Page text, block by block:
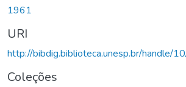
1961
URI
http://bibdig.biblioteca.unesp.br/handle/
Coleções